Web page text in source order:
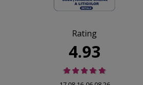
Rating
4.93